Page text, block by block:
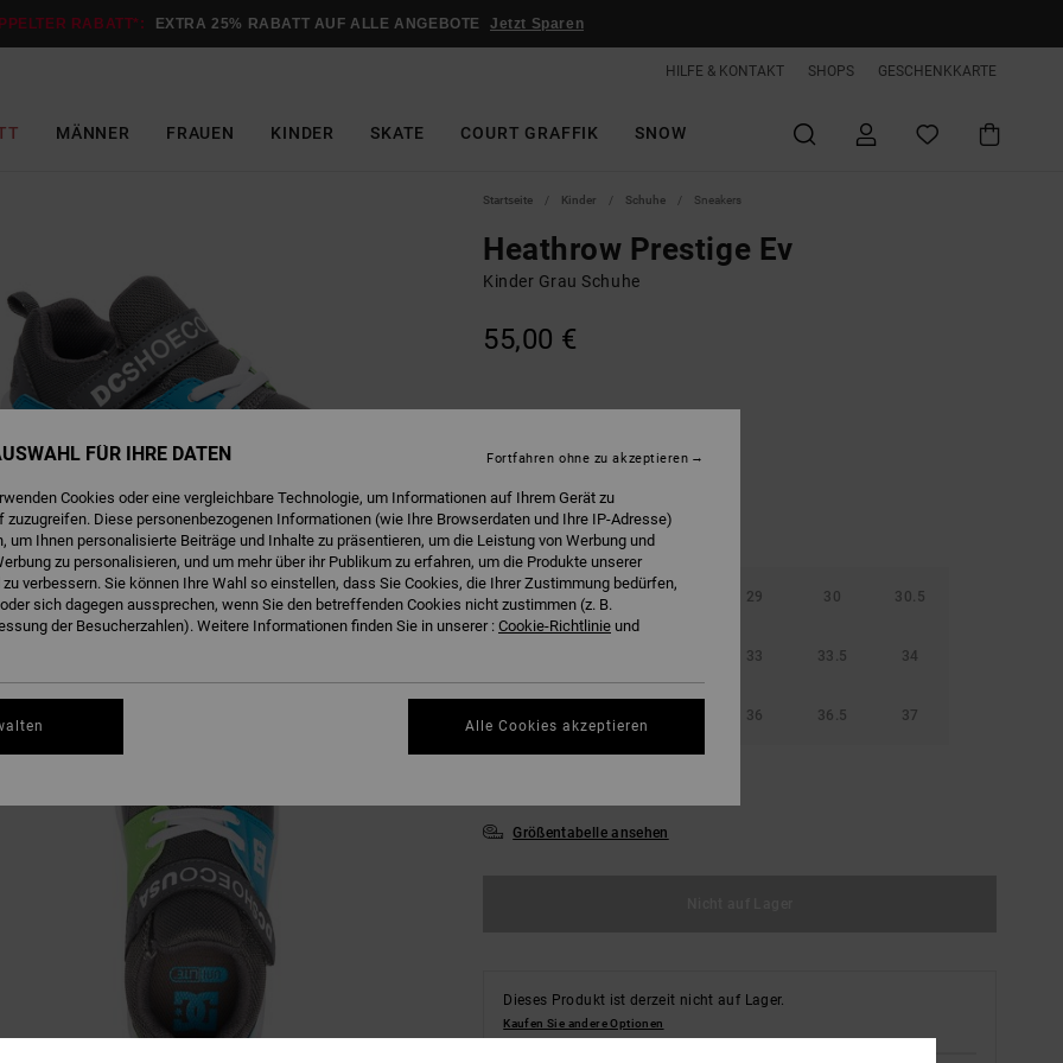
RABATT*: EXTRA 25% RABATT AUF ALLE ANGEBOTE Jetzt Sparen
HILFE & KONTAKT SHOPS GESCHENKKARTE
MÄNNER FRAUEN KINDER SKATE COURT GRAFFIK SNOW
Startseite Kinder Schuhe Sneakers
Heathrow Prestige Ev
Kinder Grau Schuhe
55,00 €
27.5 28 28.5 29 30 30.5
33 33.5 34
36 36.5 37
Größentabelle ansehen
Dieses Produkt ist derzeit nicht auf Lager.
Kaufen Sie andere Optionen
FÜR IHRE DATEN
Cookies oder eine vergleichbare Technologie, um Informationen auf Ihrem Gerät zu
Diese personenbezogenen Informationen (wie Ihre Browserdaten und Ihre IP-Adresse)
um Ihnen personalisierte Beiträge und Inhalte zu präsentieren, um die Leistung von Werbung und
zu personalisieren, und um mehr über ihr Publikum zu erfahren, um die Produkte unserer
verbessern. Sie können Ihre Wahl so einstellen, dass Sie Cookies, die Ihrer Zustimmung bedürfen,
sich dagegen aussprechen, wenn Sie den betreffenden Cookies nicht zustimmen (z. B.
der Besucherzahlen). Weitere Informationen finden Sie in unserer : Cookie-Richtlinie und
Fortfahren ohne zu akzeptieren
Alle Cookies akzeptieren